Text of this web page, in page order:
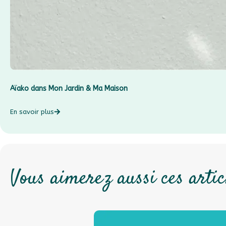
Aïako dans Mon Jardin & Ma Maison
En savoir plus
Vous aimerez aussi ces